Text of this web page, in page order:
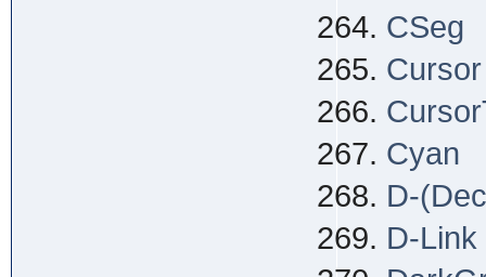
CSeg
Cursor
Cyan
D-
D-Link